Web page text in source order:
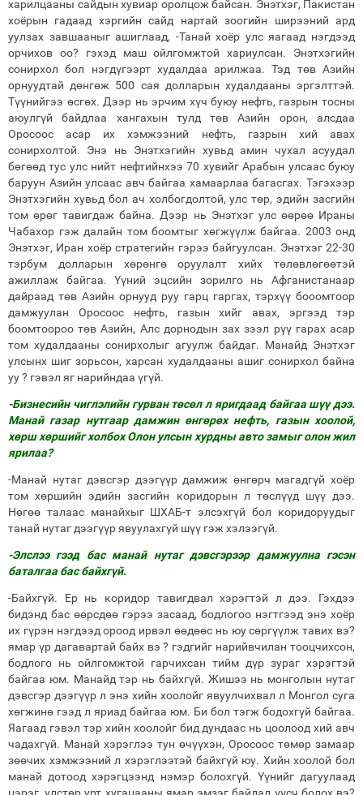
харилцааны сайдын хувиар оролцож байсан. Энэтхэг, Пакистан
хоёрын гадаад хэргийн сайд нартай зоогийн ширээний ард
уулзах завшааныг ашиглаад, -Танай хоёр улс яагаад нэгдээд
орчихов оо? гэхэд маш ойлгомжтой хариулсан. Энэтхэгийн
сонирхол бол нэгдүгээрт худалдаа арилжаа. Тэд төв Азийн
орнуудтай дөнгөж 500 сая долларын худалдааны эргэлттэй.
Түүнийгээ өсгөх. Дээр нь эрчим хүч буюу нефть, газрын тосны
аюулгүй байдлаа хангахын тулд төв Азийн орон, алсдаа
Оросоос асар их хэмжээний нефть, газрын хий авах
сонирхолтой. Энэ нь Энэтхэгийн хувьд амин чухал асуудал
бөгөөд тус улс нийт нефтийнхээ 70 хувийг Арабын улсаас буюу
баруун Азийн улсаас авч байгаа хамаарлаа багасгах. Тэгэхээр
Энэтхэгийн хувьд бол ач холбогдолтой, улс төр, эдийн засгийн
том өрөг тавигдаж байна. Дээр нь Энэтхэг улс өөрөө Ираны
Чабахор гэж далайн том боомтыг хөгжүүлж байгаа. 2003 онд
Энэтхэг, Иран хоёр стратегийн гэрээ байгуулсан. Энэтхэг 22-30
тэрбум долларын хөрөнгө оруулалт хийх төлөвлөгөөтэй
ажиллаж байгаа. Үүний эцсийн зорилго нь Афганистанаар
дайраад төв Азийн орнууд руу гарц гаргах, тэрхүү бооомтоор
дамжуулан Оросоос нефть, газын хийг авах, эргээд тэр
боомтоороо төв Азийн, Алс дорнодын зах зээл рүү гарах асар
том худалдааны сонирхолыг агуулж байдаг. Манайд Энэтхэг
улсынх шиг зорьсон, харсан худалдааны ашиг сонирхол байна
уу ? гэвэл яг нарийндаа үгүй.
-Бизнесийн чиглэлийн гурван төсөл л яригдаад байгаа шүү дээ.
Манай газар нутгаар дамжин өнгөрөх нефть, газын хоолой,
хөрш хөршийг холбох Олон улсын хурдны авто замыг олон жил
ярилаа?
-Манай нутаг дэвсгэр дээгүүр дамжиж өнгөрч магадгүй хоёр
том хөршийн эдийн засгийн коридорын л төслүүд шүү дээ.
Нөгөө талаас манайхыг ШХАБ-т элсэхгүй бол коридоруудыг
танай нутаг дээгүүр явуулахгүй шүү гэж хэлээгүй.
-Элслээ гээд бас манай нутаг дэвсгэрээр дамжуулна гэсэн
баталгаа бас байхгүй.
-Байхгүй. Ер нь коридор тавигдвал хэрэгтэй л дээ. Гэхдээ
бидэнд бас өөрсдөө гэрээ засаад, бодлогоо нэгтгээд энэ хоёр
их гүрэн нэгдээд ороод ирвэл өөдөөс нь юу сөргүүлж тавих вэ?
ямар үр дагавартай байх вэ ? гэдгийг нарийвчилан тооцчихсон,
бодлого нь ойлгомжтой гарчихсан тийм дүр зураг хэрэгтэй
байгаа юм. Манайд тэр нь байхгүй. Жишээ нь монголын нутаг
дэвсгэр дээгүүр л энэ хийн хоолойг явуулчихвал л Монгол суга
хөгжинө гээд л яриад байгаа юм. Би бол тэгж бодохгүй байгаа.
Яагаад гэвэл тэр хийн хоолойг бид дундаас нь цоолоод хий авч
чадахгүй. Манай хэрэглээ тун өчүүхэн, Оросоос төмөр замаар
зөөчих хэмжээний л хэрэглээтэй байхгүй юу. Хийн хоолой бол
манай дотоод хэрэгцээнд нэмэр болохгүй. Үүнийг дагуулаад
цэрэг, улстөр урт хугацааны ямар эмзэг байдал үүсч болох вэ?